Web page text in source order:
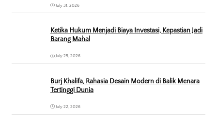
July 31, 2026
Ketika Hukum Menjadi Biaya Investasi, Kepastian Jadi
Barang Mahal
July 25, 2026
Burj Khalifa, Rahasia Desain Modern di Balik Menara
Tertinggi Dunia
July 22, 2026